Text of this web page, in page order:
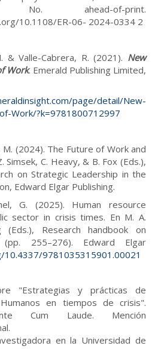
No. ahead-of-print.
10.1108/ER-06- 2024-0334 2
Cabrera, R. (2021). New
Work. Emerald Publishing Limited,
page/detail/New-
Work/?k=9781800712997
M. (2024). The Future of Work and
Simsek, C. Heavy, & B. Fox (Eds.),
on Strategic Leadership in the
Edward Elgar Publishing.
G. (2025). Human resource
sector in crisis times. En M. A.
Research handbook on
255–276). Edward Elgar
9781035315901.00021
"Estrategias y prácticas de
en tiempos de crisis".
Cum Laude. Mención
en la Universidad de